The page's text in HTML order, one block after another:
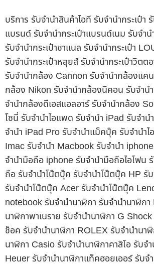
บริการ รับจำนำสินค้าไอที รับจำนำกระเป๋า
แบรนด์ รับจำนำกระเป๋าแบรนด์เนม รับจำ
รับจำนำกระเป๋าชาแนล รับจำนำกระเป๋า
รับจำนำกระเป๋าหลุยส์ รับจำนำกระเป๋าวิต
รับจำนำกล้อง Cannon รับจำนำกล้องแค
กล้อง Nikon รับจำนำกล้องนิคอน รับจำน
จำนำกล้องดีเอสแอลอาร์ รับจำนำกล้อง
โซนี่ รับจำนำไอแพด รับจำนำ iPad รับจำ
จำนำ iPad Pro รับจำนำแม็คบุ๊ค รับจำนำไ
Imac รับจำนำ Macbook รับจำนำ
จำนำมือถือ iphone รับจำนำมือถือไอโฟน
ถือ รับจำนำโน๊ตบุ๊ค รับจำนำโน๊ตบุ๊ค HP รั
รับจำนำโน๊ตบุ๊ค Acer รับจำนำโน๊ตบุ๊ค
notebook รับจำนำนาฬิกา รับจำนำนาฬิก
นาฬิกาพาเนราย รับจำนำนาฬิกา G
ช็อค รับจำนำนาฬิกา ROLEX รับจำนำนาฬิ
นาฬิกา Casio รับจำนำนาฬิกาคาสิโอ รับจ
Heuer รับจำนำนาฬิกาแท็คฮอยเออร์ รับจ